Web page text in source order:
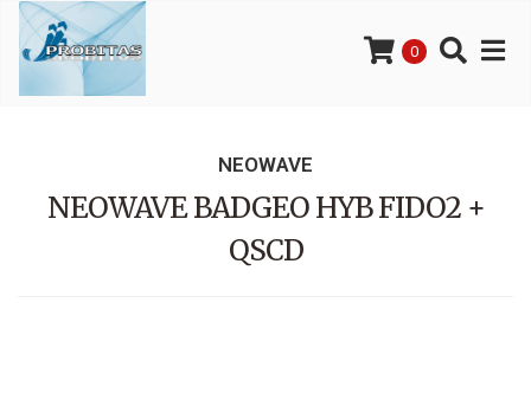
0
NEOWAVE
NEOWAVE BADGEO HYB FIDO2 +
QSCD